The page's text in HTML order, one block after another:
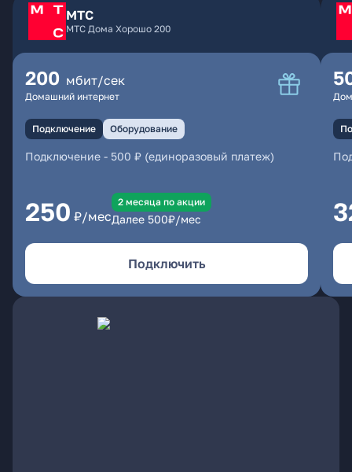
МТС
МТС Дома Хорошо 200
200 мбит/сек
Домашний интернет
Подключение Оборудование
Подключение - 500 ₽ (единоразовый платеж)
250 ₽/мес
2 месяцa по акции
Далее 500₽/мес
Подключить